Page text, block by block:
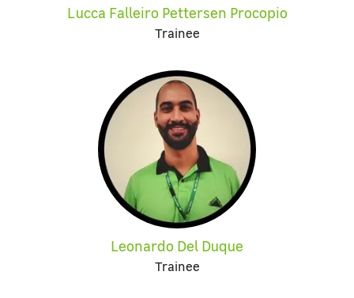
Lucca Falleiro Pettersen Procopio
Trainee
Leonardo Del Duque
Trainee